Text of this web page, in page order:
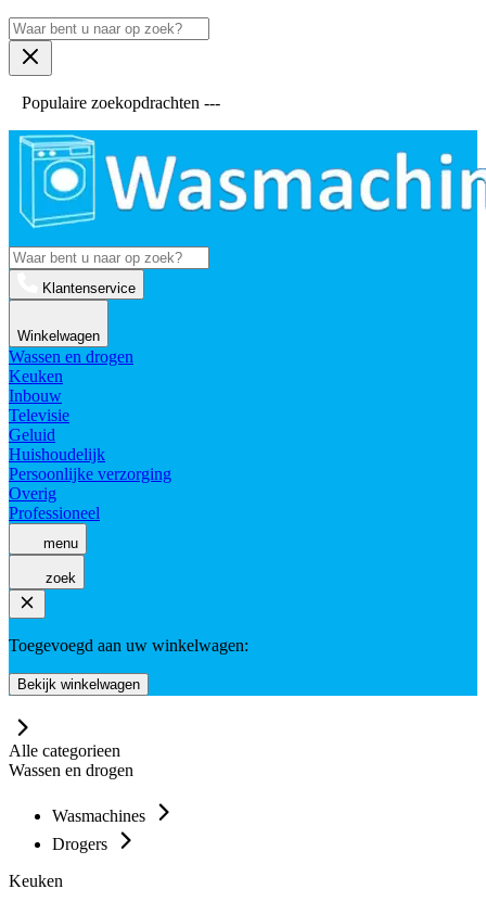
Populaire zoekopdrachten ---
Klantenservice
Winkelwagen
Wassen en drogen
Keuken
Inbouw
Televisie
Geluid
Huishoudelijk
Persoonlijke verzorging
Overig
Professioneel
menu
zoek
Toegevoegd aan uw winkelwagen:
Bekijk winkelwagen
Alle categorieen
Wassen en drogen
Wasmachines
Drogers
Keuken